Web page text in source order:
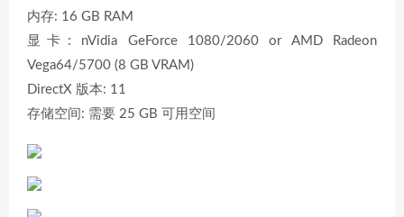
内存: 16 GB RAM
显卡: nVidia GeForce 1080/2060 or AMD Radeon
Vega64/5700 (8 GB VRAM)
DirectX 版本: 11
存储空间: 需要 25 GB 可用空间